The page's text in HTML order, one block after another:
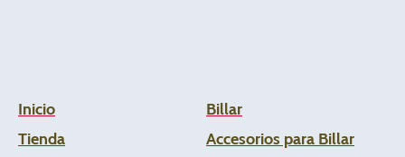
Inicio
Tienda
Billar
Accesorios para Billar